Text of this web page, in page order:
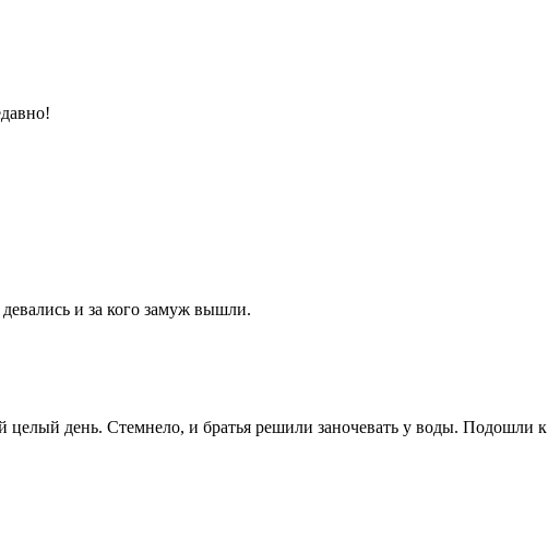
и за кого замуж вышли.
целый день. Стемнело, и братья решили заночевать у воды. Подошли к